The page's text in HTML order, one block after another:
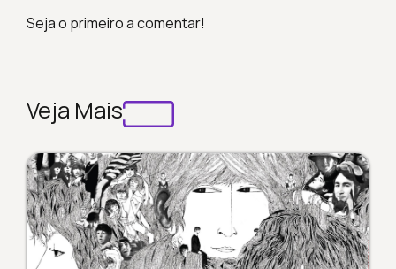
Seja o primeiro a comentar!
Veja Mais